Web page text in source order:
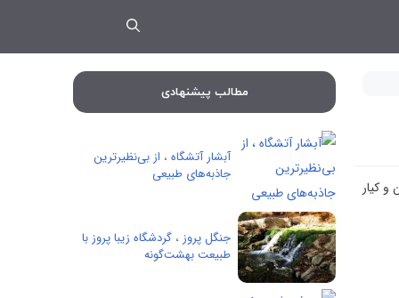
کیار
مطالب پیشنهادی
آبشار آتشگاه ، از بی‌نظیرترین
جاذبه‌های طبیعی
جنگل پروز ، گردشگاه زیبا پروز با
طبیعت بهشت‌گونه